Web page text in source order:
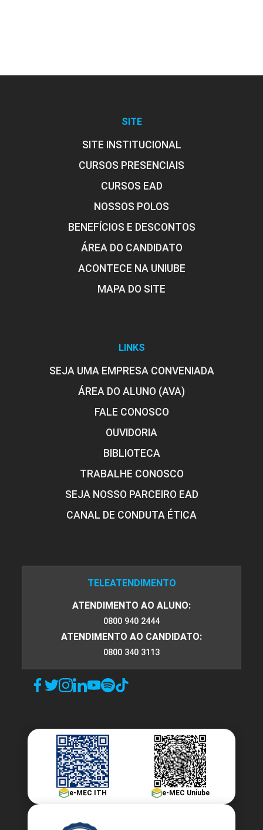
Tratamento de Imagens
10h
Novas Fronteiras do Fotojornalismo
Domínio da Linguagem no
10h
Fotojornalismo com Celular
10h
na Web
10h
Fotojornalismo como Arte
10h
Fotodocumentarismo
SITE
SITE INSTITUCIONAL
CURSOS PRESENCIAIS
CURSOS EAD
NOSSOS POLOS
BENEFÍCIOS E DESCONTOS
ÁREA DO CANDIDATO
ACONTECE NA UNIUBE
MAPA DO SITE
LINKS
SEJA UMA EMPRESA CONVENIADA
ÁREA DO ALUNO (AVA)
FALE CONOSCO
OUVIDORIA
BIBLIOTECA
TRABALHE CONOSCO
SEJA NOSSO PARCEIRO EAD
CANAL DE CONDUTA ÉTICA
TELEATENDIMENTO
ATENDIMENTO AO ALUNO:
0800 940 2444
ATENDIMENTO AO CANDIDATO:
0800 340 3113
e-MEC ITH e-MEC Uniube